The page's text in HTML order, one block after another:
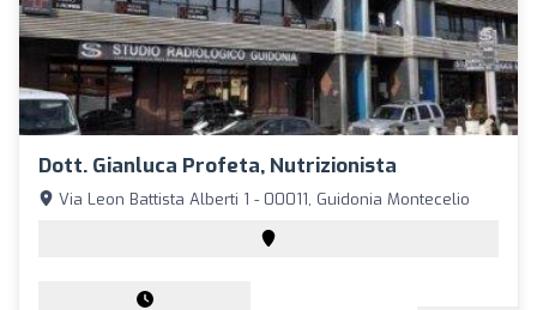
Dott. Gianluca Profeta, Nutrizionista
Via Leon Battista Alberti 1 - 00011, Guidonia Montecelio